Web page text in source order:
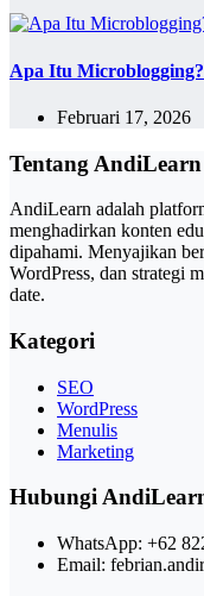
Apa Itu
Februari 17, 2026
Tentang AndiLearn
AndiLearn adalah
menghadirkan konten
dipahami. Menyajikan
WordPress, dan strategi
date.
Kategori
SEO
WordPress
Menulis
Marketing
Hubungi
WhatsApp: +62
Email: